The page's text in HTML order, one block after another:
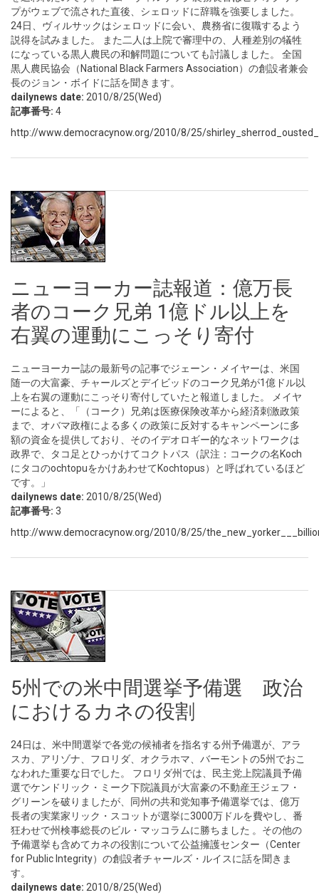
プがウェブで流された直後、シェロッドに辞職を強要しました。
24日、ヴィルサックはシェロッドに会い、農務省に復職するよう
説得を試みました。 また二人は上院で審理中の、人種差別の犠牲
になっている黒人農民の和解問題についても討議しました。 全国
黒人農民協会（National Black Farmers Association）の創設者兼会
長のジョン・ボイドに話を聞きます。
dailynews date: 2010/8/25(Wed)
記事番号: 4
http://www.democracynow.org/2010/8/25/
ニューヨーカー誌報道：億万長
者のコーク兄弟 1億ドル以上を
右翼の運動にこっそり寄付
ニューヨーカー誌の最新号の記事でジェーン・メイヤーは、米国
随一の大富豪、チャールズとデイビッドのコーク兄弟が1億ドル以
上を右翼の運動にこっそり寄付していたと報道しました。 メイヤ
ーによると、「（コーク）兄弟は医療保険改革から経済刺激政策
まで、オバマ政権による多くの政策に反対するキャンペーンに多
額の資金を提供しており、そのイデオロギー的なネットワークは
政界で、タコ足とひっかけてコクトパス（訳注：コークの名Koch
にタコのochtopuをかけあわせてKochtopus）と呼ばれているほど
です。」
dailynews date: 2010/8/25(Wed)
記事番号: 3
http://www.democracynow.org/2010/8/25/
5州での米中間選挙予備選 政治
におけるカネの役割
24日は、米中間選挙で各党の候補者を指名する州予備選が、アラ
スカ、アリゾナ、フロリダ、オクラホマ、バーモントの5州でおこ
なわれた重要な日でした。 フロリダ州では、民主党上院議員予備
選でケンドリック・ミーク下院議員が大富豪の不動産王ジェフ・
グリーンを破りましたが、同州の共和党知事予備選挙では、億万
長者の実業家リック・スコットが選挙に3000万ドルを費やし、番
狂わせで州検事総長のビル・マッコラムに勝ちました 。その他の
予備選挙も含めてカネの役割について公益擁護センター（Center
for Public Integrity）の創設者チャールズ・ルイスに話を聞きま
す。
dailynews date: 2010/8/25(Wed)